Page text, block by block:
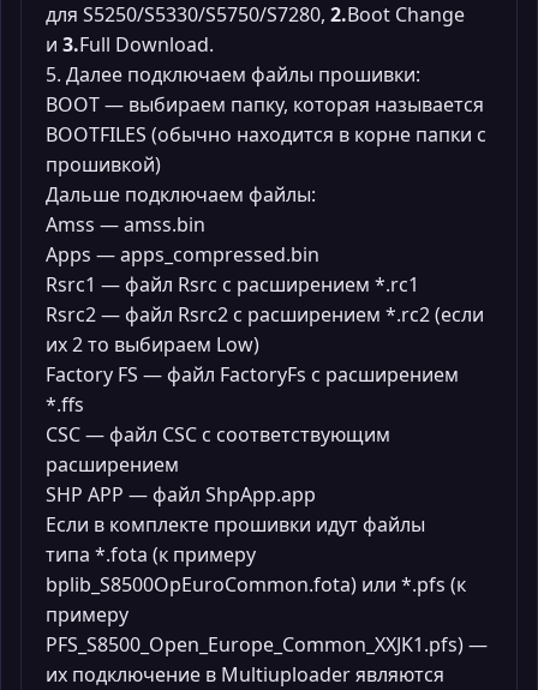
для S5250/S5330/S5750/S7280, 2.Boot Change
и 3.Full Download.
5. Далее подключаем файлы прошивки:
BOOT — выбираем папку, которая называется
BOOTFILES (обычно находится в корне папки с
прошивкой)
Дальше подключаем файлы:
Amss — amss.bin
Apps — apps_compressed.bin
Rsrc1 — файл Rsrc с расширением *.rc1
Rsrc2 — файл Rsrc2 с расширением *.rc2 (если
их 2 то выбираем Low)
Factory FS — файл FactoryFs с расширением
*.ffs
CSC — файл CSC с соответствующим
расширением
SHP APP — файл ShpApp.app
Если в комплекте прошивки идут файлы
типа *.fota (к примеру
bplib_S8500OpEuroCommon.fota) или *.pfs (к
примеру
PFS_S8500_Open_Europe_Common_XXJK1.pfs) —
их подключение в Multiuploader являются